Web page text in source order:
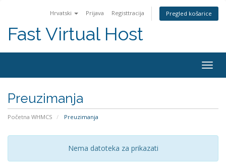
Hrvatski Prijava Registtracija Pregled košarice
Fast Virtual Host
Preuzimanja
Početna WHMCS Preuzimanja
Nema datoteka za prikazati